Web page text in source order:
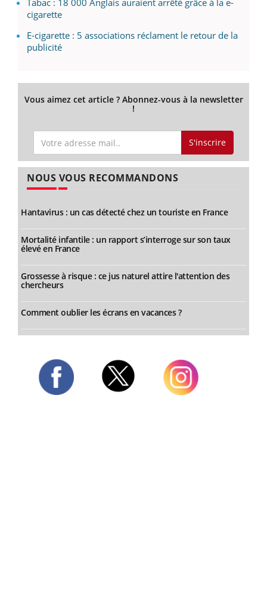
cigarette
E-cigarette : 5 associations réclament le retour de la
publicité
Vous aimez cet article ? Abonnez-vous à la newsletter
!
S'inscrire
NOUS VOUS RECOMMANDONS
Hantavirus : un cas détecté chez un touriste en France
Mortalité infantile : un rapport s’interroge sur son taux
élevé en France
Grossesse à risque : ce jus naturel attire l'attention des
chercheurs
Comment oublier les écrans en vacances ?